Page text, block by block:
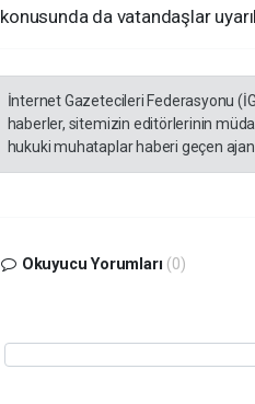
konusunda da vatandaşlar
İnternet Gazetecileri Federasyonu
haberler, sitemizin editörlerinin
hukuki muhataplar haberi geçen
Okuyucu Yorumları (0)